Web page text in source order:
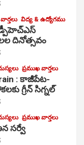
విద్య & ఉద్యోగము
దినోత్సవం
ప్రముఖ వార్తలు
: కాజీపేట-
గ్రీన్ సిగ్నల్
ప్రముఖ వార్తలు
సర్వే